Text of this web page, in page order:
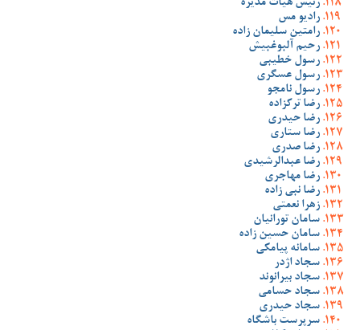
رئیس هیات مدیره
رادیو مس
رامتین سلیمان زاده
رحیم آلبوغبیش
رسول خطیبی
رسول عسگری
رسول نامجو
رضا ترکزاده
رضا حیدری
رضا ستاری
رضا صدری
رضا عبدالرشیدی
رضا مهاجری
رضا نبی زاده
زهرا نعمتی
سامان تورانیان
سامان حسین زاده
سامانه پیامکی
سجاد اژدر
سجاد بیرانوند
سجاد حسامی
سجاد حیدری
سرپرست باشگاه